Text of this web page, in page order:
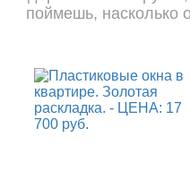
поймешь, насколько